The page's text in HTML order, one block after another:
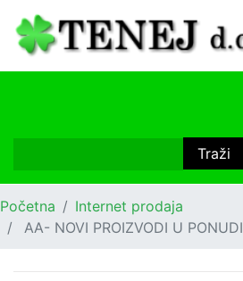
Početna
Internet prodaja
AA- NOVI PROIZVODI U PONUDI